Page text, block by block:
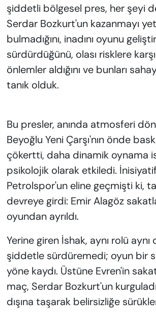
şiddetli bölgesel pres, her şeyi
Serdar Bozkurt'un kazanmayı
bulmadığını, inadını oyunu
sürdürdüğünü, olası risklere karşı
önlemler aldığını ve bunları
tanık olduk.
Bu presler, anında atmosferi
Beyoğlu Yeni Çarşı'nın önde
çökertti, daha dinamik oynama
psikolojik olarak etkiledi.
Petrolspor'un eline geçmişti ki,
devreye girdi: Emir Alagöz
oyundan ayrıldı.
Yerine giren İshak, aynı rolü
şiddetle sürdüremedi; oyun bir
yöne kaydı. Üstüne Evren'in
maç, Serdar Bozkurt'un
dışına taşarak belirsizliğe